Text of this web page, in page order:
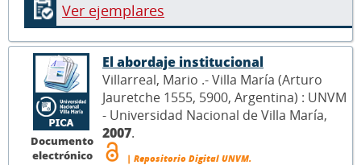
Ver ejemplares
Documento
electrónico
El abordaje institucional
Villarreal, Mario .- Villa María (Arturo
Jauretche 1555, 5900, Argentina) : UNVM
- Universidad Nacional de Villa María,
2007.
| Repositorio Digital UNVM.